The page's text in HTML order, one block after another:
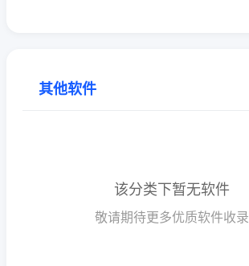
其他软件
该分类下暂无软件
敬请期待更多优质软件收录